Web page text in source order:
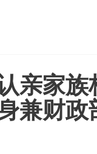
亲家族
兼财政